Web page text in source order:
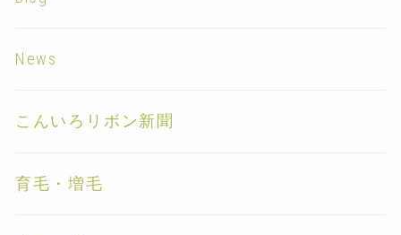
News
こんいろリボン新聞
育毛・増毛